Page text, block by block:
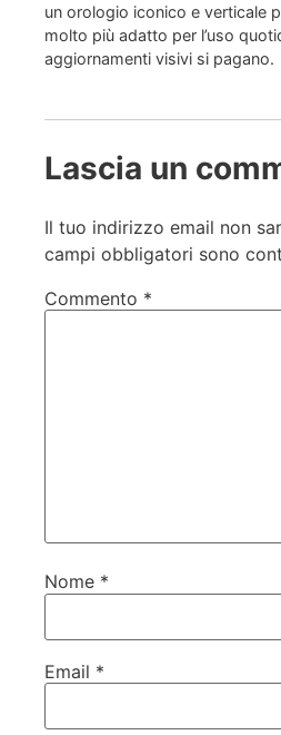
un orologio iconico e verticale
molto più adatto per l’uso
aggiornamenti visivi si pagano.
Lascia un
Il tuo indirizzo email non
campi obbligatori sono
Commento *
Nome *
Email *